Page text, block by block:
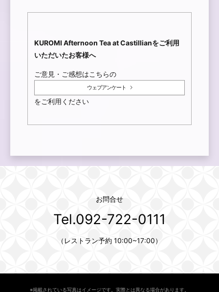
KUROMI Afternoon Tea at Castillianをご利用
いただいたお客様へ
ご意見・ご感想はこちらの
ウェブアンケート
をご利用ください
お問合せ
Tel.092-722-0111
（レストラン予約 10:00~17:00）
※掲載されている写真はイメージです。実際とは異なる場合があります。